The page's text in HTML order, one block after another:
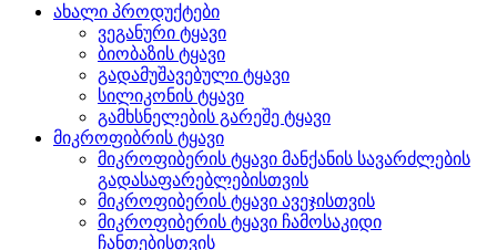
ახალი პროდუქტები
ვეგანური ტყავი
ბიობაზის ტყავი
გადამუშავებული ტყავი
სილიკონის ტყავი
გამხსნელების გარეშე ტყავი
მიკროფიბრის ტყავი
მიკროფიბერის ტყავი მანქანის სავარძლების
გადასაფარებლებისთვის
მიკროფიბერის ტყავი ავეჯისთვის
მიკროფიბერის ტყავი ჩამოსაკიდი
ჩანთებისთვის